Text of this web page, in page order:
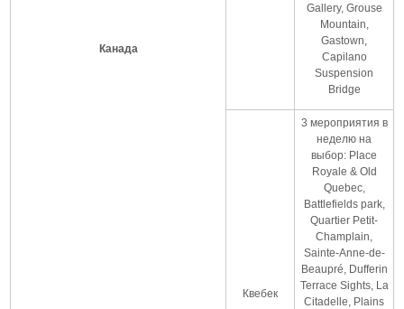
Канада
Gallery, Grouse
Mountain,
Gastown,
Capilano
Suspension
Bridge
Квебек
3 мероприятия в
неделю на
выбор: Place
Royale & Old
Quebec,
Battlefields park,
Quartier Petit-
Champlain,
Sainte-Anne-de-
Beaupré, Dufferin
Terrace Sights, La
Citadelle, Plains